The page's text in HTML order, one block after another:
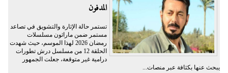
المدفون
تستمر حالة الإثارة والتشويق في تصاعد
مستمر ضمن ماراثون مسلسلات
رمضان 2026 لهذا الموسم، حيث شهدت
الحلقة 12 من مسلسل درش تطورات
درامية غير متوقعة، جعلت الجمهور
يبحث عنها بكثافة عبر منصات...